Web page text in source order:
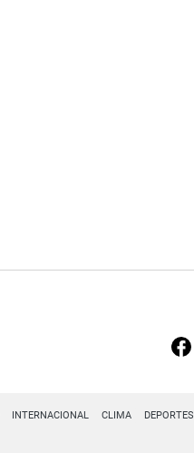
INTERNACIONAL CLIMA DEPORTES